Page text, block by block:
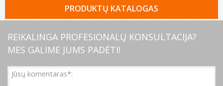
PRODUKTŲ KATALOGAS
Toneriai, spausdintuvų kasetės
Popierius ir jo produktai
Dokumentų laikymo priemonės
REIKALINGA PROFESIONALŲ KONSULTACIJA?
MES GALIME JUMS PADĖTI!